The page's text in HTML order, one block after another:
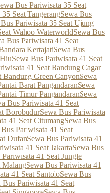
Bus Pariwisata 35 Seat
Seat TangerangSewa Bus
Pariwisata 35 Seat Ujung
Wahoo WaterworldSewa Bus
Bus Pariwisata 41 Seat
KertajatiSewa Bus
Sewa Bus Pariwisata 41 Seat
41 Seat Bandung Cagar
Bandung Green CanyonSewa
Barat PangandaranSewa
Timur PangandaranSewa
Bus Pariwisata 41 Seat
BorobudurSewa Bus Pariwisata
41 Seat CitumangSewa Bus
Pariwisata 41 Seat
DufanSewa Bus Pariwisata 41
41 Seat JakartaSewa Bus
Pariwisata 41 Seat Jungle
MalangSewa Bus Pariwisata 41
41 Seat SantoloSewa Bus
Bus Pariwisata 41 Seat